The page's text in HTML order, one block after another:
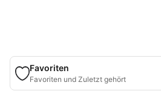
Favoriten
Favoriten und Zuletzt gehört